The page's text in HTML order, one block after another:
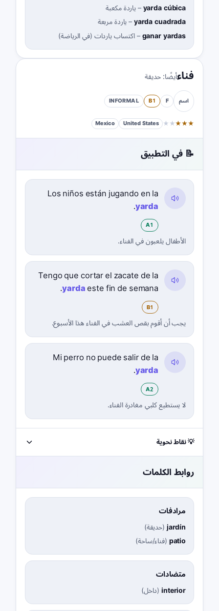
yarda cúbica
–ياردة مكعبة
yarda cuadrada
–ياردة مربعة
ganar yardas
–اكتساب ياردات (في الرياضة)
فناءأيضًا:حديقة
اسم F
B1
INFORMAL
★
★
★
★
★
United States
Mexico
📝 في التطبيق
Los niños están jugando en la
yarda
.
A1
الأطفال يلعبون في الفناء.
Tengo que cortar el zacate de la
yardaeste fin de semana.
B1
يجب أن أقوم بقص العشب في الفناء هذا الأسبوع.
Mi perro no puede salir de la
yarda
.
A2
لا يستطيع كلبي مغادرة الفناء.
💡 نقاط نحوية
روابط الكلمات
مرادفات
jardín
(حديقة)
patio
(فناء/ساحة)
متضادات
interior
(داخل)